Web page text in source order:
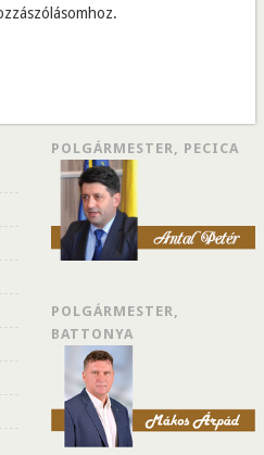
POLGÁRMESTER, PECICA
POLGÁRMESTER,
BATTONYA